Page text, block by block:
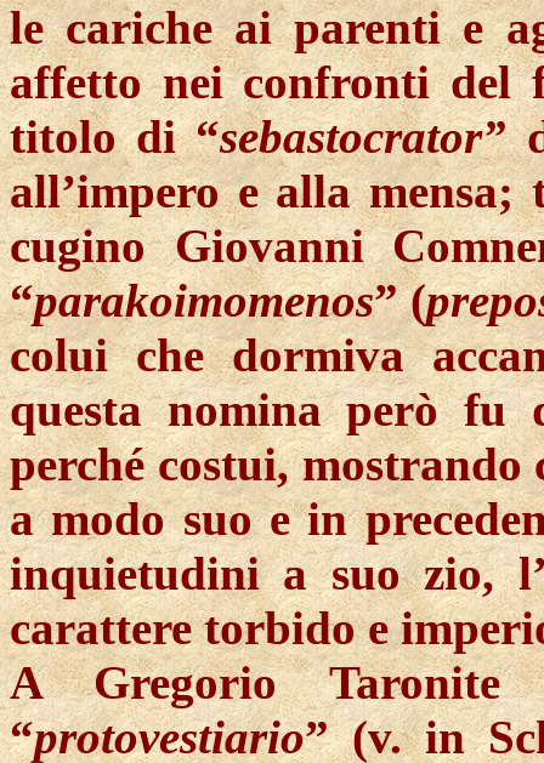
le cariche ai parenti e
affetto nei confronti del
titolo di “sebastocrator”
all’impero e alla
cugino Giovanni
“parakoimomenos” (
colui che dormiva
questa nomina però
perché costui, mostrando
a modo suo e in
inquietudini a suo zio,
carattere torbido e
A Gregorio
“protovestiario” (v. in